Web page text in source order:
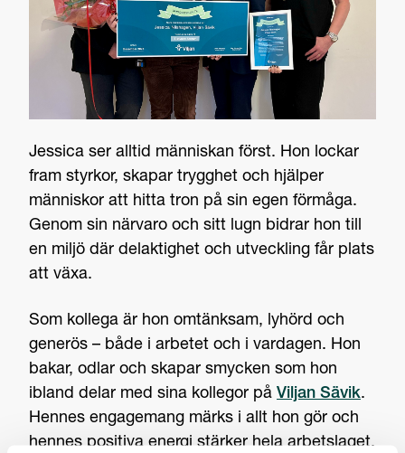
Jessica ser alltid människan först. Hon lockar
fram styrkor, skapar trygghet och hjälper
människor att hitta tron på sin egen förmåga.
Genom sin närvaro och sitt lugn bidrar hon till
en miljö där delaktighet och utveckling får plats
att växa.
Som kollega är hon omtänksam, lyhörd och
generös – både i arbetet och i vardagen. Hon
bakar, odlar och skapar smycken som hon
ibland delar med sina kollegor på Viljan Sävik.
Hennes engagemang märks i allt hon gör och
hennes positiva energi stärker hela arbetslaget.